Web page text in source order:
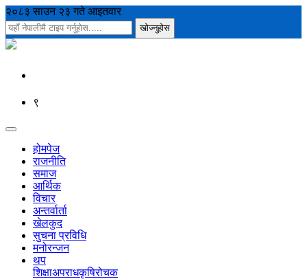
२०८३ साउन २३ गते आइतवार
९
होमपेज
राजनीति
समाज
आर्थिक
विचार
अन्तर्वार्ता
खेलकुद
सुचना प्रविधि
मनोरन्जन
थप
शिक्षाअपराधकृषिरोचक